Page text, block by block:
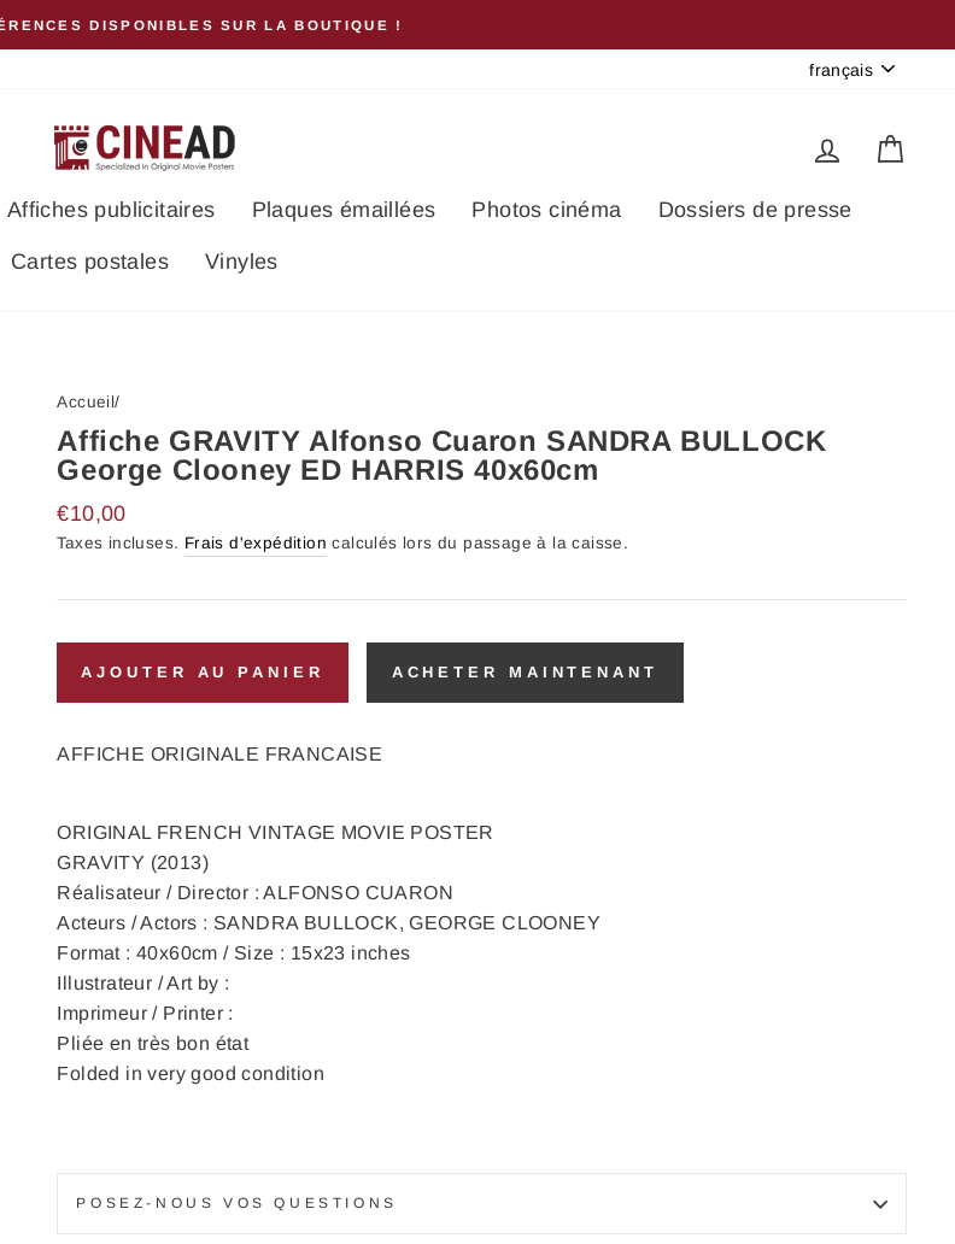
!
Langue
français
Se
Affiches publicitaires Plaques émaillées Photos cinéma Dossiers de presse
Cartes postales Vinyles
Accueil/
Affiche GRAVITY Alfonso Cuaron SANDRA BULLOCK
George Clooney ED HARRIS 40x60cm
Prix
régulier
€10,00
Taxes incluses. Frais d'expédition calculés lors du passage à la caisse.
AJOUTER AU PANIER ACHETER MAINTENANT
AFFICHE ORIGINALE FRANCAISE
ORIGINAL FRENCH VINTAGE MOVIE POSTER
GRAVITY (2013)
Réalisateur / Director : ALFONSO CUARON
Acteurs / Actors : SANDRA BULLOCK, GEORGE CLOONEY
Format : 40x60cm / Size : 15x23 inches
Illustrateur / Art by :
Imprimeur / Printer :
Pliée en très bon état
Folded in very good condition
POSEZ-NOUS VOS QUESTIONS